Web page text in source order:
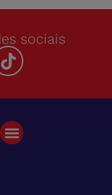
sociais